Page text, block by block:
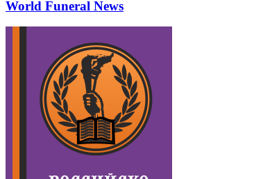
World Funeral News